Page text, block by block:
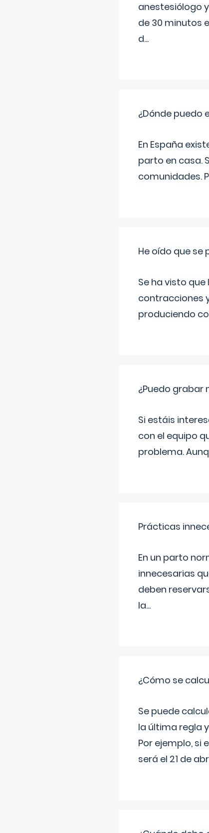
anestesiólogo
de 30 minutos
d...
¿Dónde puedo
En España
parto en casa.
comunidades.
He oído que
Se ha visto
contracciones
produciendo
¿Puedo grabar
Si estáis
con el equipo
problema.
Prácticas
En un parto
innecesarias
deben
la...
¿Cómo se
Se puede
la última regla
Por ejemplo, si
será el 21 de